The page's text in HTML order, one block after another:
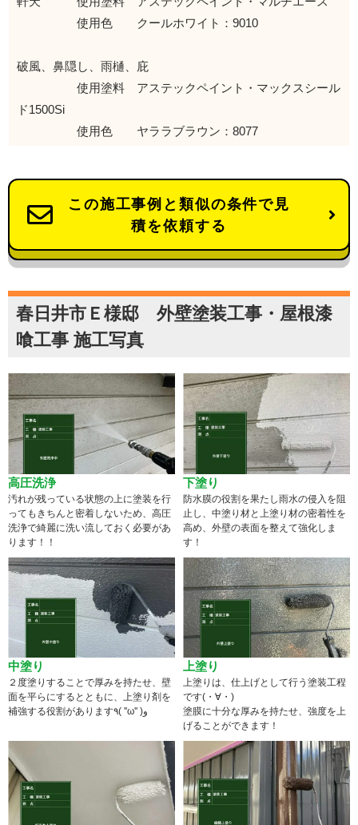
使用色 クールホワイト：9010
破風、鼻隠し、雨樋、庇
使用塗料 アステックペイント・マックスシール
ド1500Si
使用色 ヤララブラウン：8077
この施工事例と類似の条件で見
積を依頼する
春日井市Ｅ様邸 外壁塗装工事・屋根漆
喰工事 施工写真
高圧洗浄
汚れが残っている状態の上に塗装を行
ってもきちんと密着しないため、高圧
洗浄で綺麗に洗い流しておく必要があ
ります！！
下塗り
防水膜の役割を果たし雨水の侵入を阻
止し、中塗り材と上塗り材の密着性を
高め、外壁の表面を整えて強化しま
す！
中塗り
２度塗りすることで厚みを持たせ、壁
面を平らにするとともに、上塗り剤を
補強する役割があります٩( ''ω'' )و
上塗り
上塗りは、仕上げとして行う塗装工程
です(・∀・)
塗膜に十分な厚みを持たせ、強度を上
げることができます！